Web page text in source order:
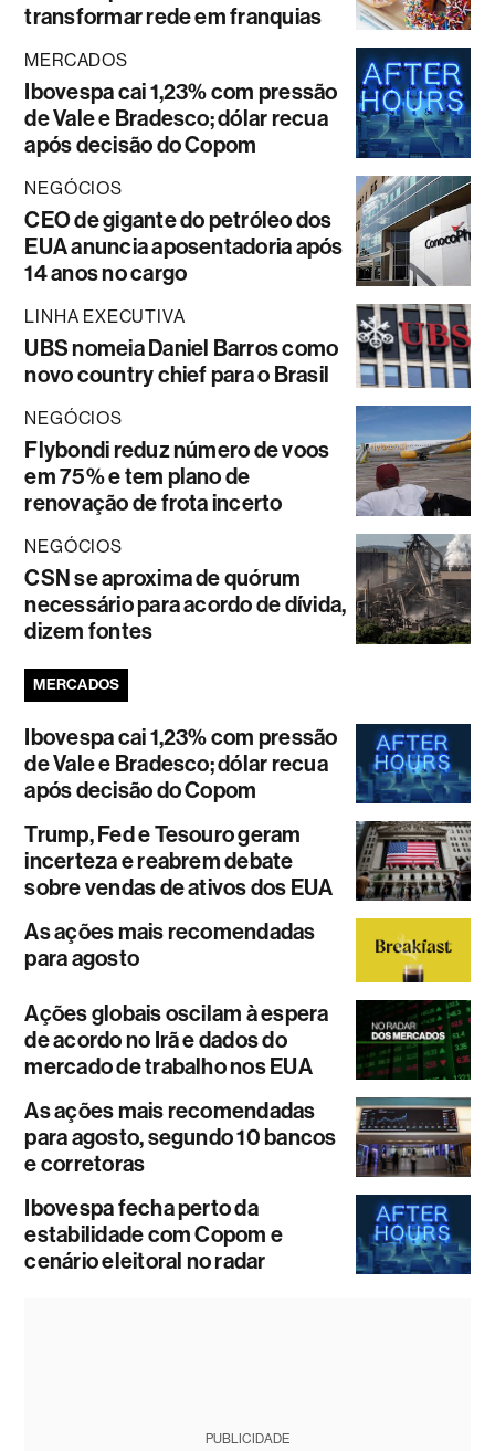
transformar rede em franquias
MERCADOS
Ibovespa cai 1,23% com pressão
de Vale e Bradesco; dólar recua
após decisão do Copom
NEGÓCIOS
CEO de gigante do petróleo dos
EUA anuncia aposentadoria após
14 anos no cargo
LINHA EXECUTIVA
UBS nomeia Daniel Barros como
novo country chief para o Brasil
NEGÓCIOS
Flybondi reduz número de voos
em 75% e tem plano de
renovação de frota incerto
NEGÓCIOS
CSN se aproxima de quórum
necessário para acordo de dívida,
dizem fontes
MERCADOS
Ibovespa cai 1,23% com pressão
de Vale e Bradesco; dólar recua
após decisão do Copom
Trump, Fed e Tesouro geram
incerteza e reabrem debate
sobre vendas de ativos dos EUA
As ações mais recomendadas
para agosto
Ações globais oscilam à espera
de acordo no Irã e dados do
mercado de trabalho nos EUA
As ações mais recomendadas
para agosto, segundo 10 bancos
e corretoras
Ibovespa fecha perto da
estabilidade com Copom e
cenário eleitoral no radar
PUBLICIDADE